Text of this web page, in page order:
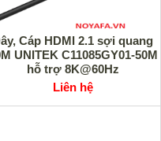
Cáp HDMI 2.1 sợi quang
UNITEK C11085GY01-50M
hỗ trợ 8K@60Hz
4K@120Hz/144Hz cao cấp
Liên hệ